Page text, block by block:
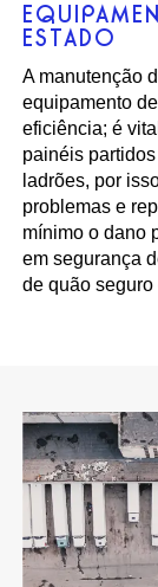
ESTADO
A manutenção
equipamento
eficiência; é
painéis
ladrões, por
problemas e
mínimo o dano
em segurança
de quão